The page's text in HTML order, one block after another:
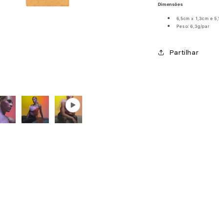
Dimensões
6,5cm x 1,3cm e
Peso: 6,3g/par
Partilhar